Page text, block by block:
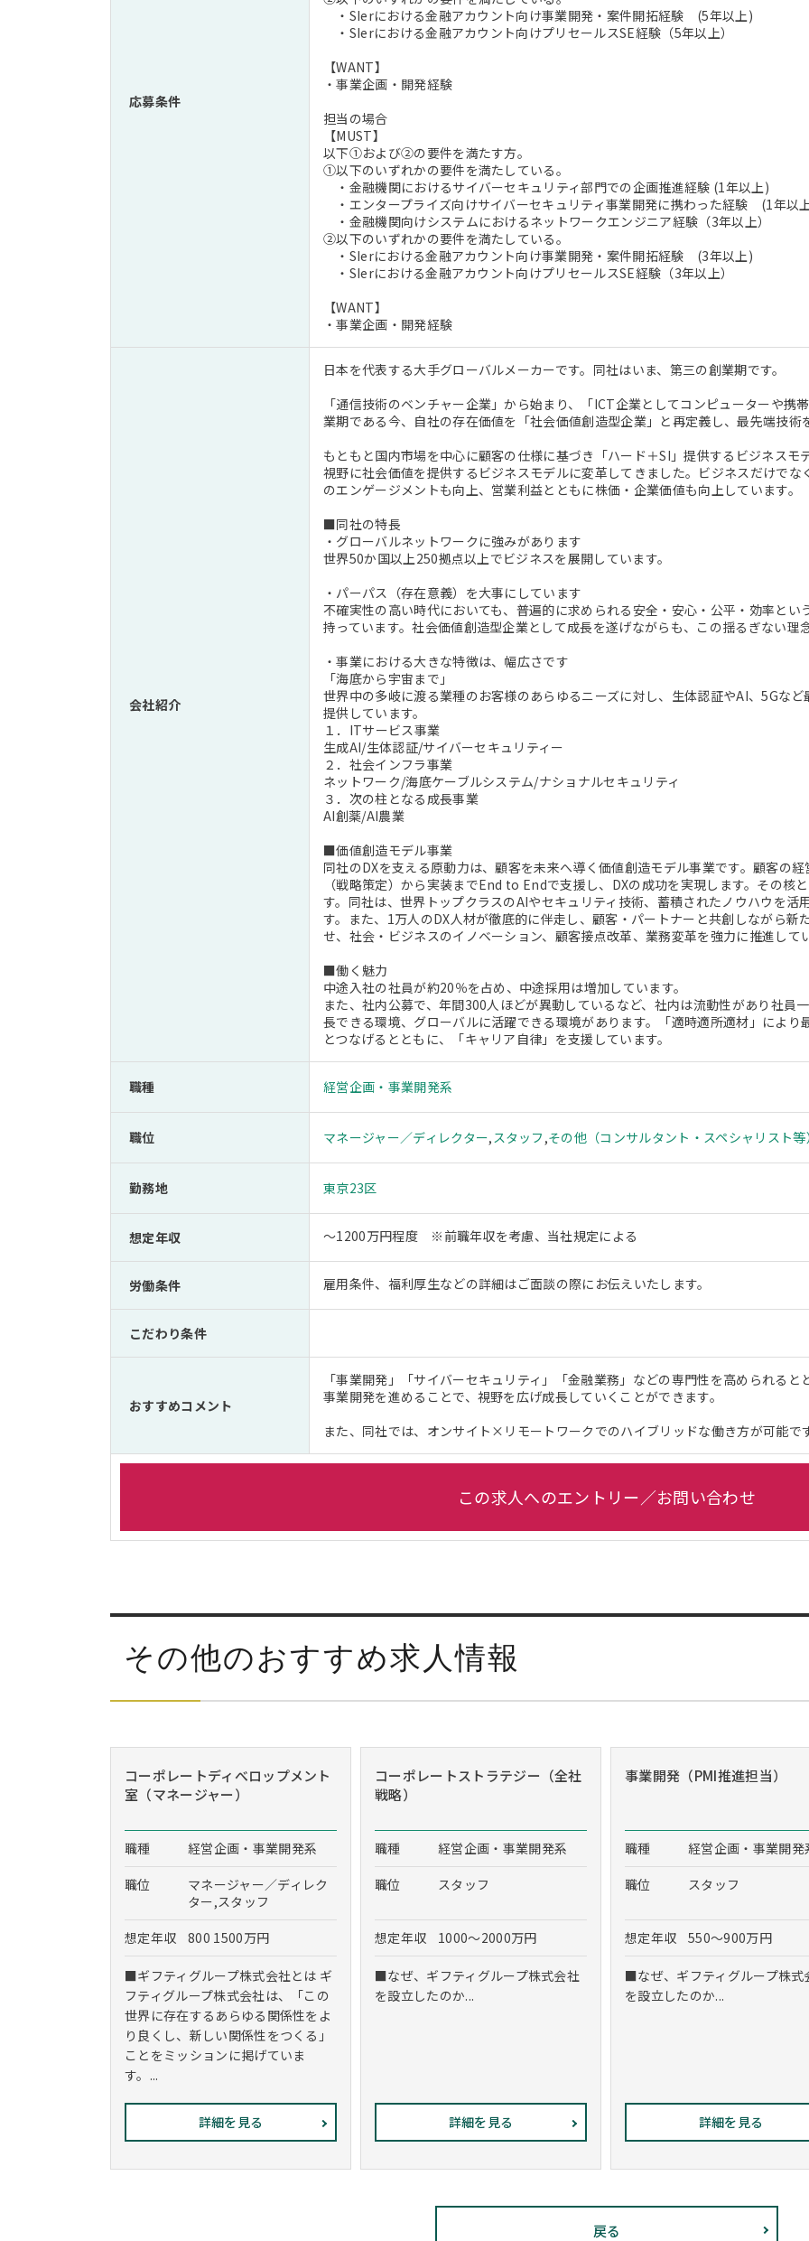
応募条件
・SIerにおける金融アカウント向け事業開発・案件開拓経験 (5年以上)
・SIerにおける金融アカウント向けプリセールスSE経験（5年以上）
【WANT】
・事業企画・開発経験
担当の場合
【MUST】
以下①および②の要件を満たす方。
①以下のいずれかの要件を満たしている。
・金融機関におけるサイバーセキュリティ部門での企画推進経験 (1年以上)
・エンタープライズ向けサイバーセキュリティ事業開発に携わった経験 (1年以
・金融機関向けシステムにおけるネットワークエンジニア経験（3年以上）
②以下のいずれかの要件を満たしている。
・SIerにおける金融アカウント向け事業開発・案件開拓経験 (3年以上)
・SIerにおける金融アカウント向けプリセールスSE経験（3年以上）
【WANT】
・事業企画・開発経験
会社紹介
日本を代表する大手グローバルメーカーです。同社はいま、第三の創業期です。
「通信技術のベンチャー企業」から始まり、「ICT企業としてコンピューターや
業期である今、自社の存在価値を「社会価値創造型企業」と再定義し、最先端技
もともと国内市場を中心に顧客の仕様に基づき「ハード＋SI」提供するビジネス
視野に社会価値を提供するビジネスモデルに変革してきました。ビジネスだけで
のエンゲージメントも向上、営業利益とともに株価・企業価値も向上しています。
■同社の特長
・グローバルネットワークに強みがあります
世界50か国以上250拠点以上でビジネスを展開しています。
・パーパス（存在意義）を大事にしています
不確実性の高い時代においても、普遍的に求められる安全・安心・公平・効率と
持っています。社会価値創造型企業として成長を遂げながらも、この揺るぎない理
・事業における大きな特徴は、幅広さです
「海底から宇宙まで」
世界中の多岐に渡る業種のお客様のあらゆるニーズに対し、生体認証やAI、5Gな
提供しています。
１．ITサービス事業
生成AI/生体認証/サイバーセキュリティー
２．社会インフラ事業
ネットワーク/海底ケーブルシステム/ナショナルセキュリティ
３．次の柱となる成長事業
AI創薬/AI農業
■価値創造モデル事業
同社のDXを支える原動力は、顧客を未来へ導く価値創造モデル事業です。顧客の
（戦略策定）から実装までEnd to Endで支援し、DXの成功を実現します。その核
す。同社は、世界トップクラスのAIやセキュリティ技術、蓄積されたノウハウを活
す。また、1万人のDX人材が徹底的に伴走し、顧客・パートナーと共創しながら
せ、社会・ビジネスのイノベーション、顧客接点改革、業務変革を強力に推進して
■働く魅力
中途入社の社員が約20％を占め、中途採用は増加しています。
また、社内公募で、年間300人ほどが異動しているなど、社内は流動性があり社員
長できる環境、グローバルに活躍できる環境があります。「適時適所適材」によ
とつなげるとともに、「キャリア自律」を支援しています。
職種 経営企画・事業開発系
職位 マネージャー／ディレクター,スタッフ ,その他（コンサルタント・スペシャリスト等
勤務地 東京23区
想定年収 ～1200万円程度 ※前職年収を考慮、当社規定による
労働条件 雇用条件、福利厚生などの詳細はご面談の際にお伝えいたします。
こだわり条件
おすすめコメント
「事業開発」「サイバーセキュリティ」「金融業務」などの専門性を高められる
事業開発を進めることで、視野を広げ成長していくことができます。
また、同社では、オンサイト×リモートワークでのハイブリッドな働き方が可能で
この求人へのエントリー／お問い合わせ
その他のおすすめ求人情報
コーポレートディべロップメント
室（マネージャー）
職種
経営企画・事業開発系
職位
マネージャー／ディレク
ター,スタッフ
想定年収
800 1500万円
■ギフティグループ株式会社とは ギ
フティグループ株式会社は、「この
世界に存在するあらゆる関係性をよ
り良くし、新しい関係性をつくる」
ことをミッションに掲げていま
す。...
詳細を見る
コーポレートストラテジー（全社
戦略）
職種
経営企画・事業開発系
職位
スタッフ
想定年収 1000～2000万円
■なぜ、ギフティグループ株式会社
を設立したのか...
詳細を見る
事業開発（PMI推進担当）
職種
経営企画・事業開発
職位
スタッフ
想定年収 550～900万円
■なぜ、ギフティグループ株式
を設立したのか...
詳細を見る
戻る